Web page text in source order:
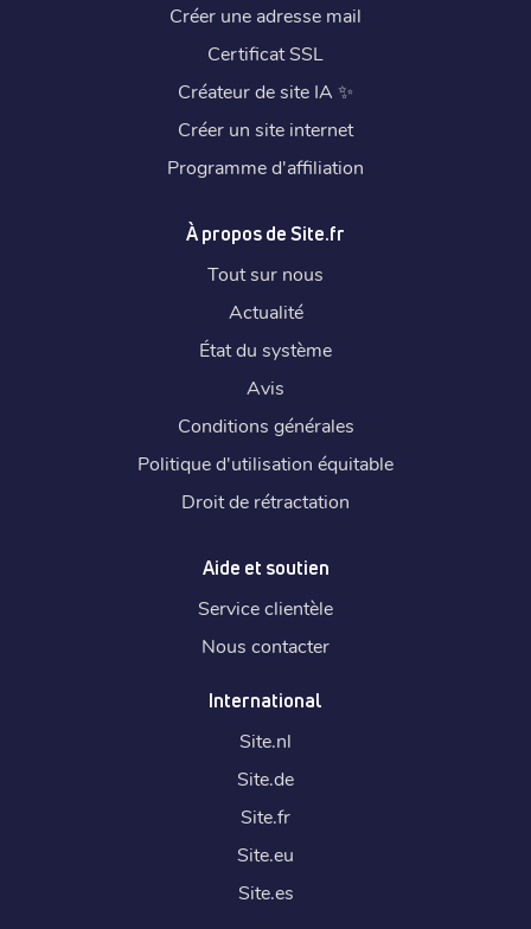
Créer une adresse mail
Certificat SSL
Créateur de site IA ✨
Créer un site internet
Programme d'affiliation
À propos de Site.fr
Tout sur nous
Actualité
État du système
Avis
Conditions générales
Politique d'utilisation équitable
Droit de rétractation
Aide et soutien
Service clientèle
Nous contacter
International
Site.nl
Site.de
Site.fr
Site.eu
Site.es